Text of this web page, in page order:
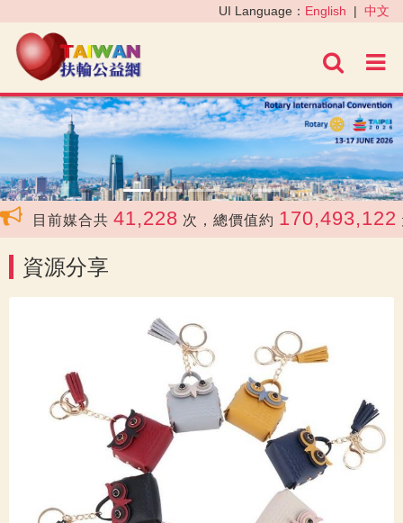
進階
UI Language： English | 中文
‹ ›
目前媒合共 41,228 次，總價值約 170,493,122 元
資源分享